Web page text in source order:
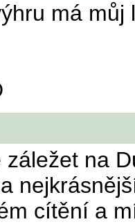
má
záležet na
cítění a